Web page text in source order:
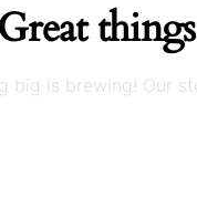
big is brewing! Our